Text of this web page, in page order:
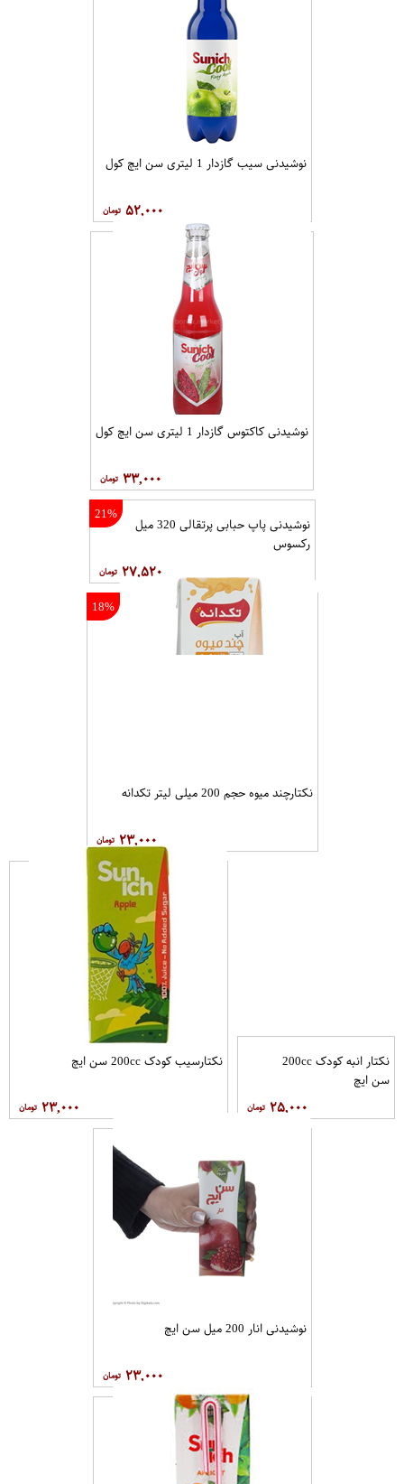
نوشیدنی سیب گازدار 1 لیتری سن ایچ کول
۵۲,۰۰۰
نوشیدنی کاکتوس گازدار 1 لیتری سن ایچ کول
۳۳,۰۰۰
21%
نوشیدنی پاپ حبابی پرتقالی 320 میل
رکسوس
۲۷,۵۲۰
18%
نکتارچند میوه حجم 200 میلی لیتر تکدانه
۲۳,۰۰۰
نکتار انبه کودک 200cc
سن ايچ
۲۵,۰۰۰
نکتارسیب کودک 200cc سن ايچ
۲۳,۰۰۰
نوشیدنی انار 200 میل سن ایچ
۲۳,۰۰۰